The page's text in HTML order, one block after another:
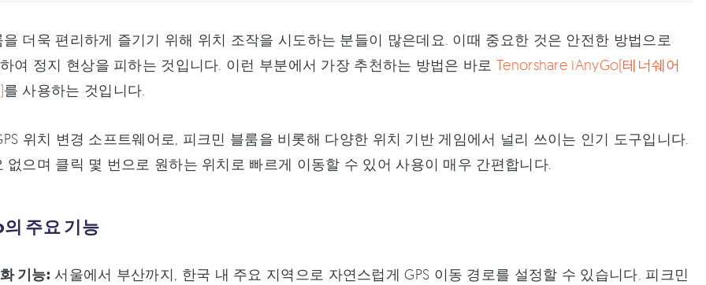
더욱 편리하게 즐기기 위해 위치 조작을 시도하는 분들이 많은데요. 이때 중요한 것은 안전한 방법으로
여 정지 현상을 피하는 것입니다. 이런 부분에서 가장 추천하는 방법은 바로 Tenorshare iAnyGo(테너쉐어
를 사용하는 것입니다.
위치 변경 소프트웨어로, 피크민 블룸을 비롯해 다양한 위치 기반 게임에서 널리 쓰이는 인기 도구입니다.
없으며 클릭 몇 번으로 원하는 위치로 빠르게 이동할 수 있어 사용이 매우 간편합니다.
주요 기능
기능: 서울에서 부산까지, 한국 내 주요 지역으로 자연스럽게 GPS 이동 경로를 설정할 수 있습니다. 피크민